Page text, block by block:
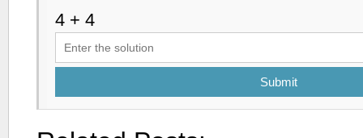
Submit